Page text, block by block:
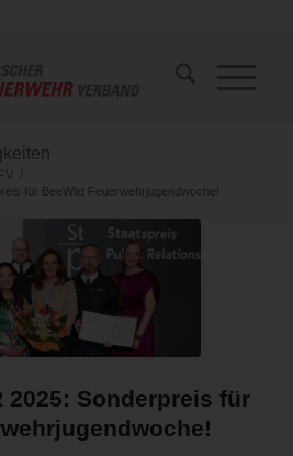
/
für BeeWild Feuerwehrjugendwoche!
2025: Sonderpreis für